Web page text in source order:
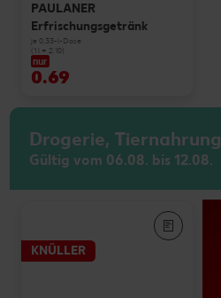
PAULANER
Erfrischungsgetränk
je 0,33-l-Dose
(1 l = 2.10)
nur
0.69
Drogerie, Tiernahrung
Gültig vom 06.08. bis 12.08.
KNÜLLER